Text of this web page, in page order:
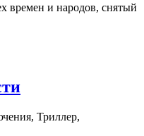
времен и народов, снятый
Триллер,